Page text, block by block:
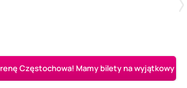
Częstochowa! Mamy bilety na wyjątkowy